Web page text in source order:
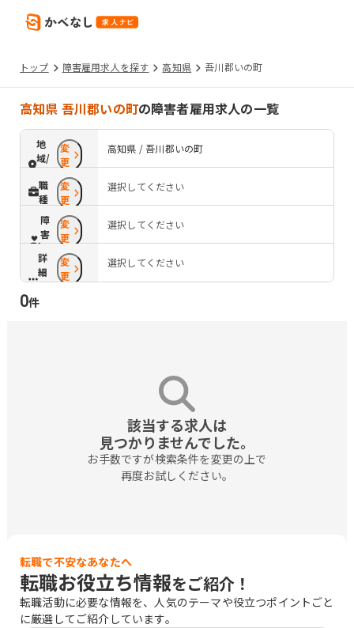
トップ 障害雇用求人を探す 高知県 吾川郡いの町
高知県 吾川郡いの町の障害者雇用求人の一覧
地
域/
路
線
変
更
高知県 / 吾川郡いの町
職
種
変
更
選択してください
障
害
配
慮
変
更
選択してください
詳
細
条
件
変
更
選択してください
0件
該当する求人は
見つかりませんでした。
お手数ですが検索条件を変更の上で
再度お試しください。
転職で不安なあなたへ
転職お役立ち情報をご紹介！
転職活動に必要な情報を、人気のテーマや役立つポイントごと
に厳選してご紹介しています。